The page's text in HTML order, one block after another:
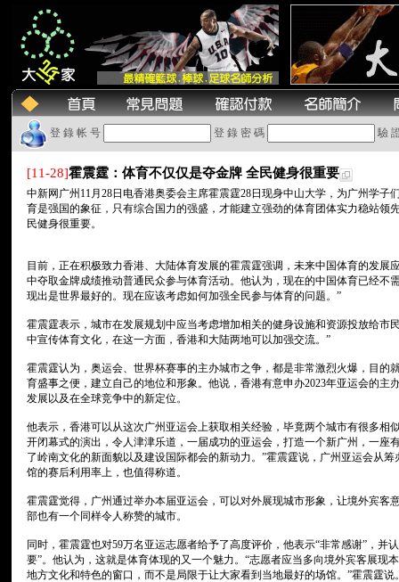
登 錄 帐 号 登 錄 密 碼 驗
[11-28]霍震霆：体育不仅仅是夺金牌 全民健身很重要
中新网广州11月28日电香港奥委会主席霍震霆28日现身中山大学，为广州学子
育是强国的象征，只有综合国力的强盛，才能建立强劲的体育团体实力稳站领
民健身很重要。
目前，正在积极致力香港、大陆体育发展的霍震霆强调，未来中国体育的发展
中夺取金牌成绩推动普通民众参与体育活动。他认为，现在的中国体育已经不
现出是世界最好的。现在应该考虑如何加强全民参与体育的问题。”
霍震霆表示，城市在发展规划中应当考虑增加相关的健身设施和资源投放给市
中宣传体育文化，在这一方面，香港和大陆两地可以加强交流。”
霍震霆认为，奥运会、世界杯赛事的主办城市之争，都是非常激烈火爆，目的
育盛事之便，建立自己的地位和形象。他说，香港有意申办2023年亚运会的主
发展以及在全球竞争中的新定位。
他表示，香港可以从这次广州亚运会上获取相关经验，毕竟两个城市有很多相
开闭幕式的演出，令人津津乐道，一届成功的亚运会，打造一个新广州，一座
了岭南文化的新面貌以及建设国际都会的新动力。”霍震霆说，广州亚运会从
馆的赛后利用率上，也值得称道。
霍震霆觉得，广州通过举办本届亚运会，可以对外展现城市形象，让境外宾客
部也有一个同样令人称赞的城市。
同时，霍震霆也对59万名亚运志愿者给予了高度评价，他表示“非常感谢”，并
要”。他认为，这就是体育体现的又一个魅力。“志愿者应当多向境外宾客展现
地方文化和特色的窗口，而不是局限于让大家看到当地最好的场馆。”霍震霆说